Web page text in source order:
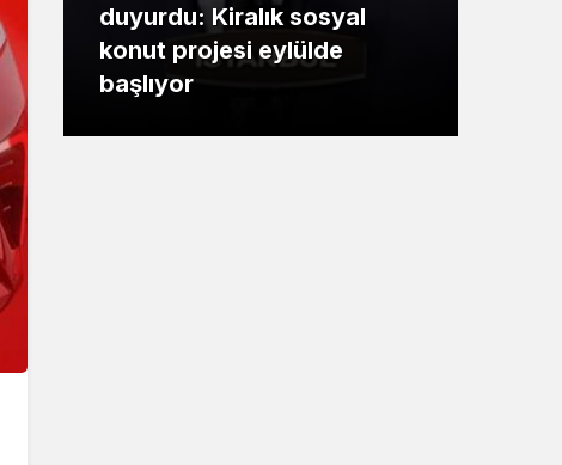
duyurdu: Kiralık sosyal
konut projesi eylülde
başlıyor